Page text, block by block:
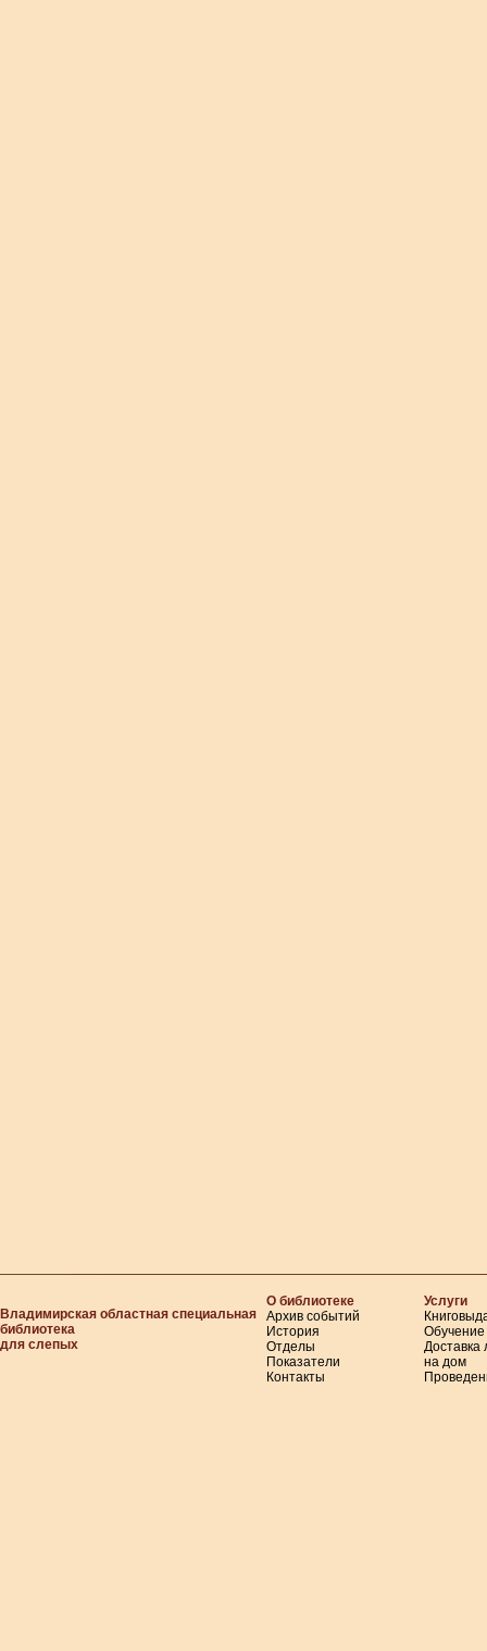
Владимирская областная специальная
библиотека
для слепых
О библиотеке
Архив событий
История
Отделы
Показатели
Контакты
Услуги
Обучение
Доставка
на дом